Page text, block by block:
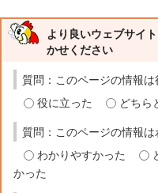
より良いウェブサイ
かせください
質問：このページの情報は
役に立った
どちら
質問：このページの情報
わかりやすかった
かった